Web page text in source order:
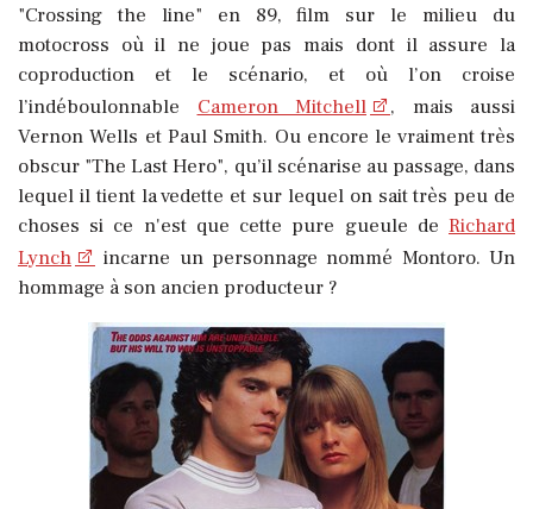
"Crossing the line" en 89, film sur le milieu du
motocross où il ne joue pas mais dont il assure la
coproduction et le scénario, et où l’on croise
l’indéboulonnable Cameron Mitchell
, mais aussi
Vernon Wells et Paul Smith. Ou encore le vraiment très
obscur "The Last Hero", qu’il scénarise au passage, dans
lequel il tient la vedette et sur lequel on sait très peu de
choses si ce n'est que cette pure gueule de Richard
Lynch
incarne un personnage nommé Montoro. Un
hommage à son ancien producteur ?